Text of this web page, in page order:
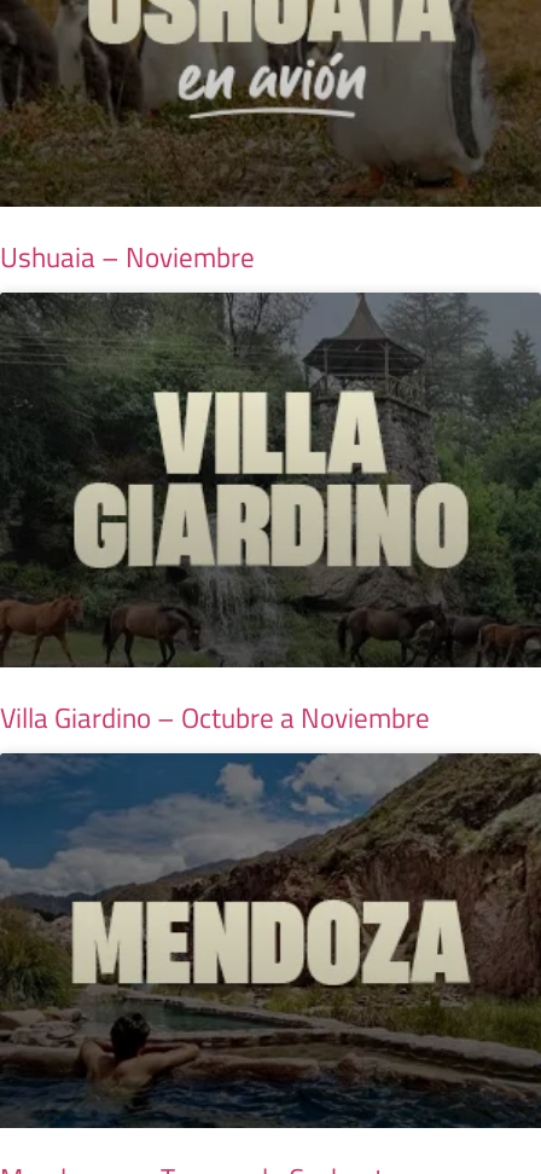
Ushuaia – Noviembre
Villa Giardino – Octubre a Noviembre